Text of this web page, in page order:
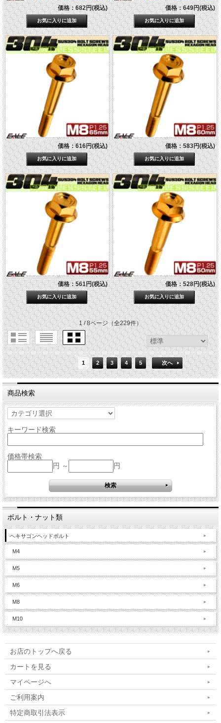
価格：682円(税込) 価格：649円(税込)
価格：616円(税込) 価格：583円(税込)
価格：561円(税込) 価格：528円(税込)
1 / 8ページ（全229件）
1 2 3 4 5 次へ
商品検索
キーワード検索
価格帯検索
円 ～
円
ボルト・ナット類
ヘキサゴンヘッドボルト
M4
M5
M6
M8
M10
お店のトップへ戻る
カートを見る
マイページへ
ご利用案内
特定商取引法表示